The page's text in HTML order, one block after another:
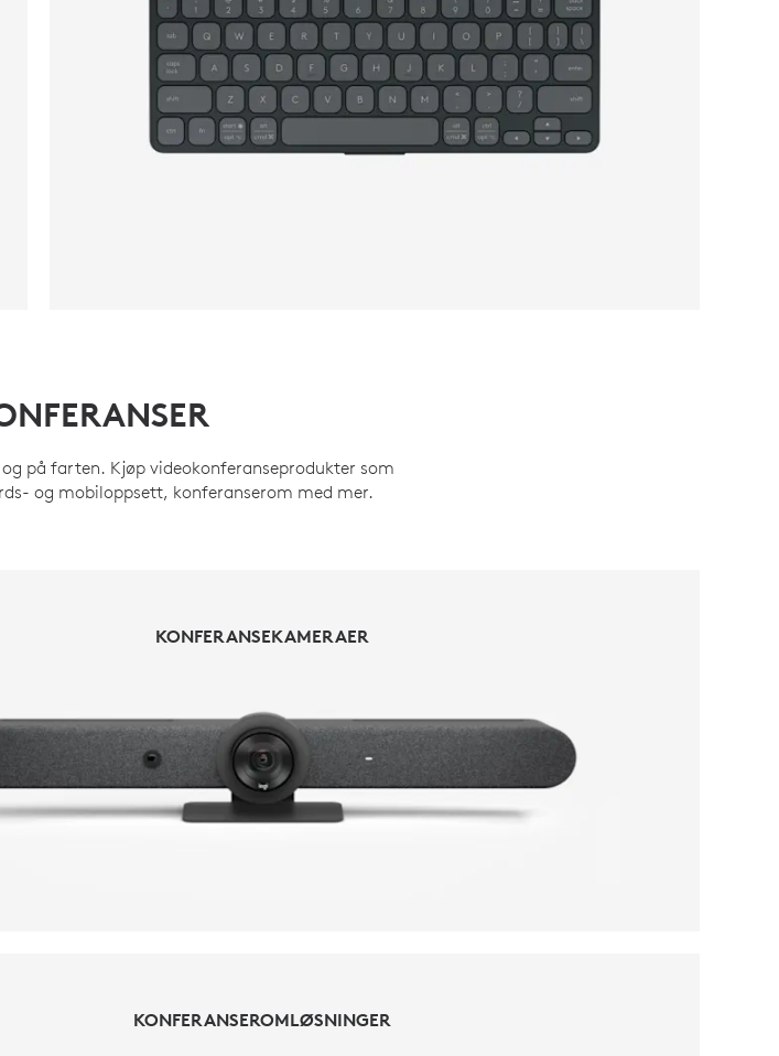
TASTATURER FOR NETTBRETT
på farten. Kjøp videokonferanseprodukter som
og mobiloppsett, konferanserom med mer.
KONFERANSEKAMERAER
KONFERANSEKAMERAER
KONFERANSEROMLØSNINGER